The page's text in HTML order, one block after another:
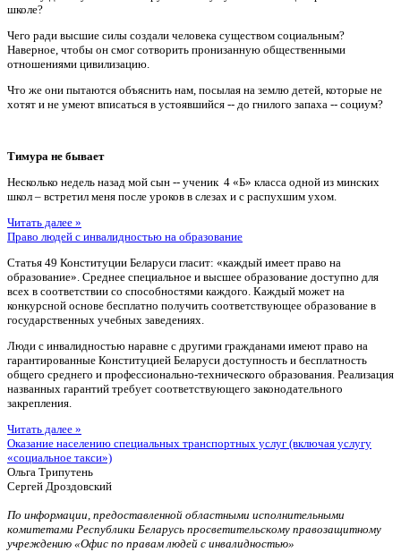
школе?
Чего ради высшие силы создали человека существом социальным?
Наверное, чтобы он смог сотворить пронизанную общественными
отношениями цивилизацию.
Что же они пытаются объяснить нам, посылая на землю детей, которые не
хотят и не умеют вписаться в устоявшийся -- до гнилого запаха -- социум?
Тимура не бывает
Несколько недель назад мой сын -- ученик 4 «Б» класса одной из минских
школ – встретил меня после уроков в слезах и с распухшим ухом.
Читать далее »
Право людей с инвалидностью на образование
Статья 49 Конституции Беларуси гласит: «каждый имеет право на
образование». Среднее специальное и высшее образование доступно для
всех в соответствии со способностями каждого. Каждый может на
конкурсной основе бесплатно получить соответствующее образование в
государственных учебных заведениях.
Люди с инвалидностью наравне с другими гражданами имеют право на
гарантированные Конституцией Беларуси доступность и бесплатность
общего среднего и профессионально-технического образования. Реализация
названных гарантий требует соответствующего законодательного
закрепления.
Читать далее »
Оказание населению специальных транспортных услуг (включая услугу
«социальное такси»)
Ольга Трипутень
Сергей Дроздовский
По информации, предоставленной областными исполнительными
комитетами Республики Беларусь просветительскому правозащитному
учреждению «Офис по правам людей с инвалидностью»